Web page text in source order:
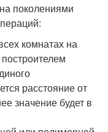
поколениями
комнатах на
расстояние от
значение будет в